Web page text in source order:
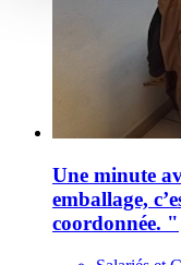
Une minute
emballage,
coordonnée. "